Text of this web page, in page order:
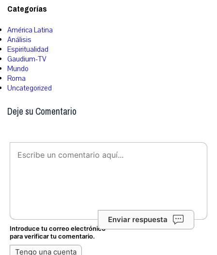
Categorías
América Latina
Análisis
Espiritualidad
Gaudium-TV
Mundo
Roma
Uncategorized
Deje su Comentario
Enviar respuesta
Introduce tu correo electrónico
para verificar tu comentario.
Tengo una cuenta